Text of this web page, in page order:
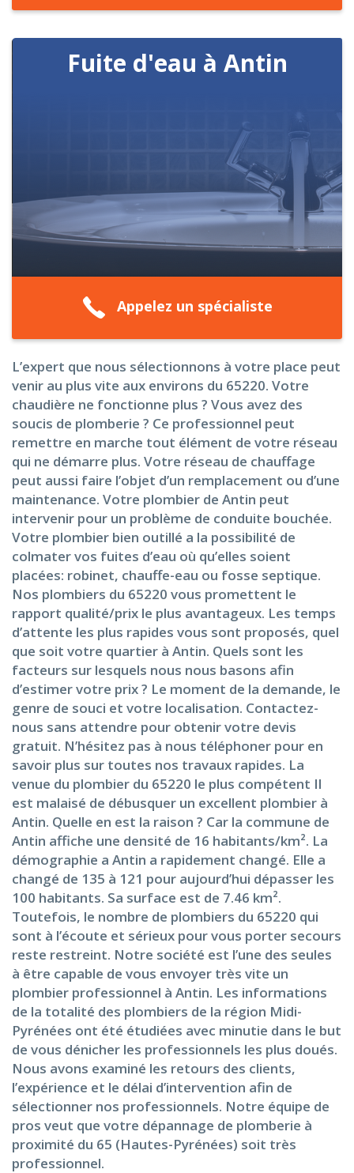
Fuite d'eau à Antin
Appelez un spécialiste
L’expert que nous sélectionnons à votre place peut
venir au plus vite aux environs du 65220. Votre
chaudière ne fonctionne plus ? Vous avez des
soucis de plomberie ? Ce professionnel peut
remettre en marche tout élément de votre réseau
qui ne démarre plus. Votre réseau de chauffage
peut aussi faire l’objet d’un remplacement ou d’une
maintenance. Votre plombier de Antin peut
intervenir pour un problème de conduite bouchée.
Votre plombier bien outillé a la possibilité de
colmater vos fuites d’eau où qu’elles soient
placées: robinet, chauffe-eau ou fosse septique.
Nos plombiers du 65220 vous promettent le
rapport qualité/prix le plus avantageux. Les temps
d’attente les plus rapides vous sont proposés, quel
que soit votre quartier à Antin. Quels sont les
facteurs sur lesquels nous nous basons afin
d’estimer votre prix ? Le moment de la demande, le
genre de souci et votre localisation. Contactez-
nous sans attendre pour obtenir votre devis
gratuit. N’hésitez pas à nous téléphoner pour en
savoir plus sur toutes nos travaux rapides. La
venue du plombier du 65220 le plus compétent Il
est malaisé de débusquer un excellent plombier à
Antin. Quelle en est la raison ? Car la commune de
Antin affiche une densité de 16 habitants/km². La
démographie a Antin a rapidement changé. Elle a
changé de 135 à 121 pour aujourd’hui dépasser les
100 habitants. Sa surface est de 7.46 km².
Toutefois, le nombre de plombiers du 65220 qui
sont à l’écoute et sérieux pour vous porter secours
reste restreint. Notre société est l’une des seules
à être capable de vous envoyer très vite un
plombier professionnel à Antin. Les informations
de la totalité des plombiers de la région Midi-
Pyrénées ont été étudiées avec minutie dans le but
de vous dénicher les professionnels les plus doués.
Nous avons examiné les retours des clients,
l’expérience et le délai d’intervention afin de
sélectionner nos professionnels. Notre équipe de
pros veut que votre dépannage de plomberie à
proximité du 65 (Hautes-Pyrénées) soit très
professionnel.